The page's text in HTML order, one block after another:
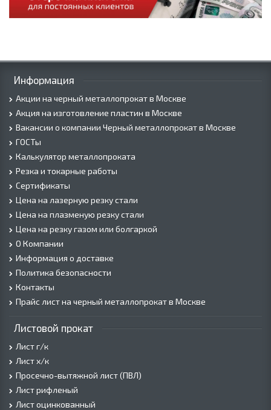
Информация
Акции на черный металлопрокат в Москве
Акция на изготовление пластин в Москве
Вакансии о компании Черный металлопрокат в Москве
ГОСТы
Калькулятор металлопроката
Резка и токарные работы
Сертификаты
Цена на лазерную резку стали
Цена на плазменую резку стали
Цена на резку газом или болгаркой
О Компании
Информация о доставке
Политика безопасности
Контакты
Прайс лист на черный металлопрокат в Москве
Листовой прокат
Лист г/к
Лист х/к
Просечно-вытяжной лист (ПВЛ)
Лист рифленый
Лист оцинкованный